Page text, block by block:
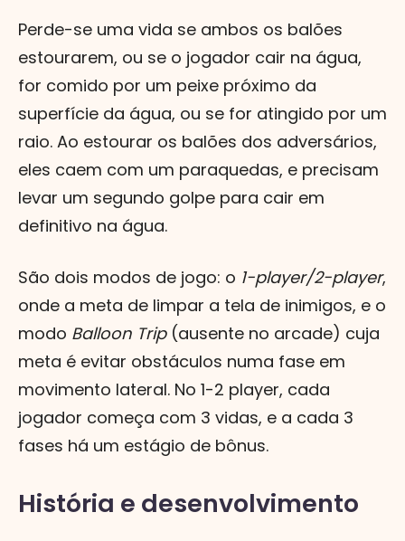
Perde-se uma vida se ambos os balões
estourarem, ou se o jogador cair na água,
for comido por um peixe próximo da
superfície da água, ou se for atingido por um
raio. Ao estourar os balões dos adversários,
eles caem com um paraquedas, e precisam
levar um segundo golpe para cair em
definitivo na água.
São dois modos de jogo: o 1-player/2-player,
onde a meta de limpar a tela de inimigos, e o
modo Balloon Trip(ausente no arcade) cuja
meta é evitar obstáculos numa fase em
movimento lateral. No 1-2 player, cada
jogador começa com 3 vidas, e a cada 3
fases há um estágio de bônus.
História e desenvolvimento